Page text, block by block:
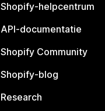
Shopify-helpcentrum
API-documentatie
Shopify Community
Shopify-blog
Research